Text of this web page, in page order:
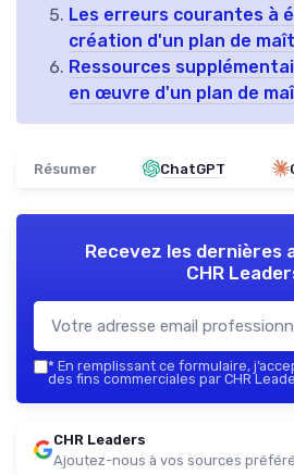
Les erreurs courantes à
création d'un plan de
Ressources
en œuvre d'un plan de
Résumer ChatGPT
Recevez les dernières
CHR
* En remplissant ce formulaire,
des fins commerciales par CHR
CHR Leaders
Ajoutez-nous à vos sources